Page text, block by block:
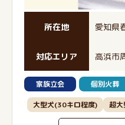
所在地 愛知県
対応エリア 高浜市
家族立会 個別火葬
大型犬(30キロ程度) 超